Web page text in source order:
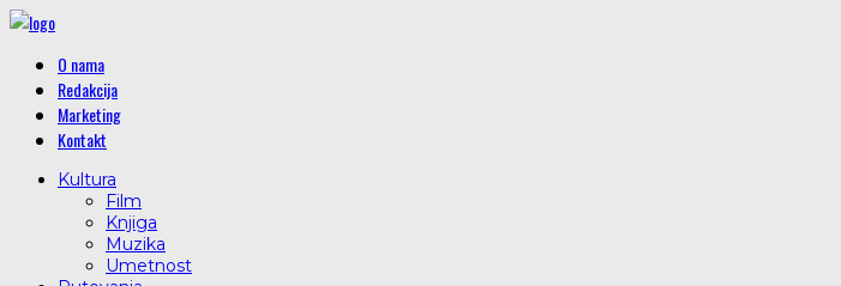
O nama
Redakcija
Marketing
Kontakt
Kultura
Film
Knjiga
Muzika
Umetnost